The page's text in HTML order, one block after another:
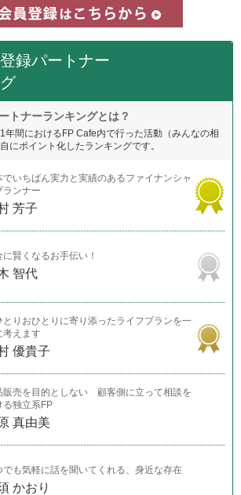
録パートナー
トナーランキングとは？
年間におけるFP Cafe内で行った活動（みんなの相
にポイント化したランキングです。
でいちばん実力と実績のあるファイナンシャ
ランナー
芳子
に賢くなるお手伝い！
智代
とりおひとりに寄り添ったライフプランを一
考えます
優貴子
販売を目的としない 顧客側に立って相談を
る独立系FP
真由美
でも気軽に話を聞いてくれる、身近な存在
かおり